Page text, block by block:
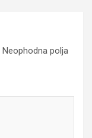
Neophodna polja